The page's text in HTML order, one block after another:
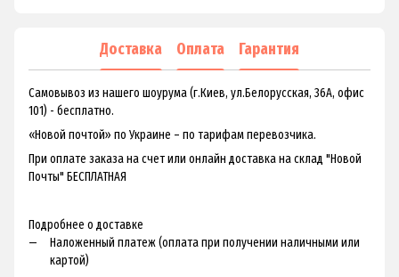
Доставка Оплата Гарантия
Самовывоз из нашего шоурума (г.Киев, ул.Белорусская, 36А, офис
101) - бесплатно.
«Новой почтой» по Украине – по тарифам перевозчика.
При оплате заказа на счет или онлайн доставка на склад "Новой
Почты" БЕСПЛАТНАЯ
Подробнее о доставке
Наложенный платеж (оплата при получении наличными или
картой)